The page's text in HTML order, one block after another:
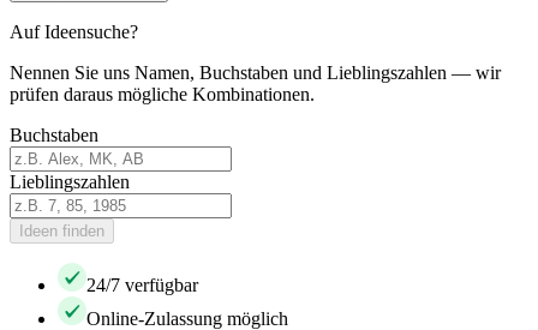
Auf Ideensuche?
Nennen Sie uns Namen, Buchstaben und Lieblingszahlen — wir
prüfen daraus mögliche Kombinationen.
Buchstaben
Lieblingszahlen
Ideen finden
24/7 verfügbar
Online-Zulassung möglich